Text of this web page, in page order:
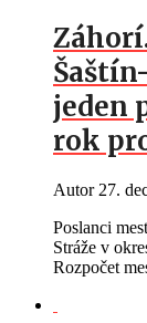
jeden
rok
Autor 27.
Poslanci
Stráže v
Rozpočet